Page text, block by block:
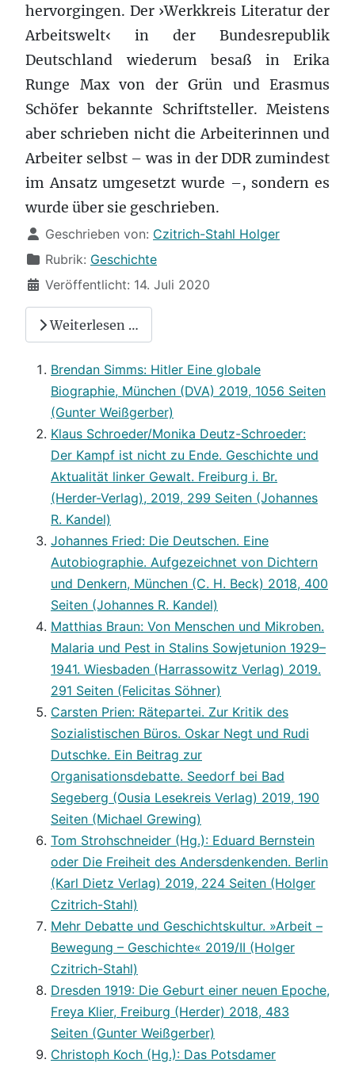
hervorgingen. Der ›Werkkreis Literatur der
Arbeitswelt‹ in der Bundesrepublik
Deutschland wiederum besaß in Erika
Runge Max von der Grün und Erasmus
Schöfer bekannte Schriftsteller. Meistens
aber schrieben nicht die Arbeiterinnen und
Arbeiter selbst – was in der DDR zumindest
im Ansatz umgesetzt wurde –, sondern es
wurde über sie geschrieben.
DetailsGeschrieben von: Czitrich-Stahl Holger
Rubrik: Geschichte
Veröffentlicht: 14. Juli 2020
Weiterlesen …
Brendan Simms: Hitler Eine globale
Biographie, München (DVA) 2019, 1056 Seiten
(Gunter Weißgerber)
Klaus Schroeder/Monika Deutz-Schroeder:
Der Kampf ist nicht zu Ende. Geschichte und
Aktualität linker Gewalt. Freiburg i. Br.
(Herder-Verlag), 2019, 299 Seiten (Johannes
R. Kandel)
Johannes Fried: Die Deutschen. Eine
Autobiographie. Aufgezeichnet von Dichtern
und Denkern, München (C. H. Beck) 2018, 400
Seiten (Johannes R. Kandel)
Matthias Braun: Von Menschen und Mikroben.
Malaria und Pest in Stalins Sowjetunion 1929–
1941. Wiesbaden (Harrassowitz Verlag) 2019.
291 Seiten (Felicitas Söhner)
Carsten Prien: Rätepartei. Zur Kritik des
Sozialistischen Büros. Oskar Negt und Rudi
Dutschke. Ein Beitrag zur
Organisationsdebatte. Seedorf bei Bad
Segeberg (Ousia Lesekreis Verlag) 2019, 190
Seiten (Michael Grewing)
Tom Strohschneider (Hg.): Eduard Bernstein
oder Die Freiheit des Andersdenkenden. Berlin
(Karl Dietz Verlag) 2019, 224 Seiten (Holger
Czitrich-Stahl)
Mehr Debatte und Geschichtskultur. »Arbeit –
Bewegung – Geschichte« 2019/II (Holger
Czitrich-Stahl)
Dresden 1919: Die Geburt einer neuen Epoche,
Freya Klier, Freiburg (Herder) 2018, 483
Seiten (Gunter Weißgerber)
Christoph Koch (Hg.): Das Potsdamer